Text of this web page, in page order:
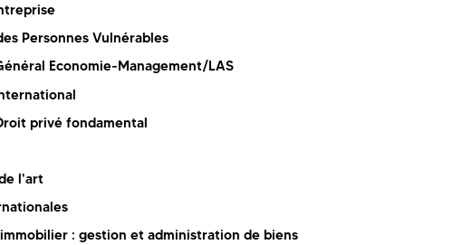
Personnes Vulnérables
Economie-Management/LAS
privé fondamental
l'art
: gestion et administration de biens